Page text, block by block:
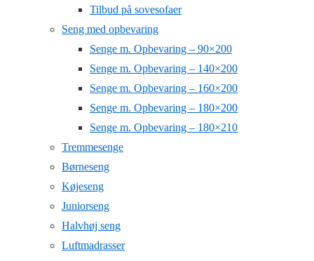
Tilbud på sovesofaer
Seng med opbevaring
Senge m. Opbevaring – 90×200
Senge m. Opbevaring – 140×200
Senge m. Opbevaring – 160×200
Senge m. Opbevaring – 180×200
Senge m. Opbevaring – 180×210
Tremmesenge
Børneseng
Køjeseng
Juniorseng
Halvhøj seng
Luftmadrasser